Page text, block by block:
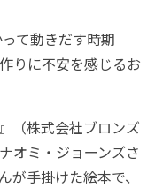
て動きだす時期
りに不安を感じるお
（株式会社ブロンズ
オミ・ジョーンズさ
が手掛けた絵本で、